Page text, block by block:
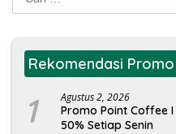
untuk:
Rekomendasi Promo
1 Agustus 2, 2026
Promo Point Coffee
50% Setiap Senin